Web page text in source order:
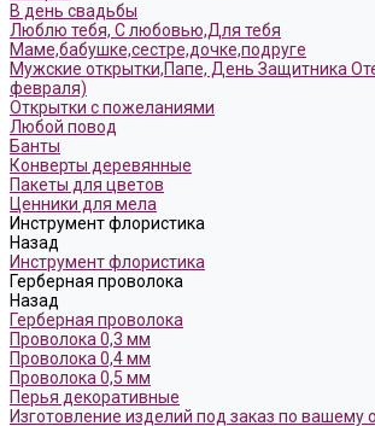
В день свадьбы
Люблю тебя, С любовью,Для тебя
Маме,бабушке,сестре,дочке,подруге
Мужские открытки,Папе, День Защитника
февраля)
Открытки с пожеланиями
Любой повод
Банты
Конверты деревянные
Пакеты для цветов
Ценники для мела
Инструмент флористика
Назад
Инструмент флористика
Герберная проволока
Назад
Герберная проволока
Проволока 0,3 мм
Проволока 0,4 мм
Проволока 0,5 мм
Перья декоративные
Изготовление изделий под заказ по вашему